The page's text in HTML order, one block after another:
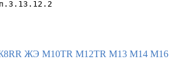
ЖЭ М10TR М12TR М13 М14 М16